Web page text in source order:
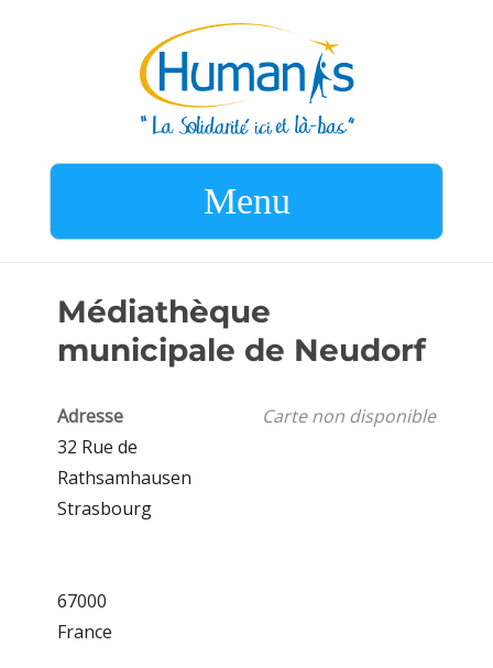
Menu
Médiathèque
municipale de Neudorf
Carte non disponible
Adresse
32 Rue de
Rathsamhausen
Strasbourg
67000
France